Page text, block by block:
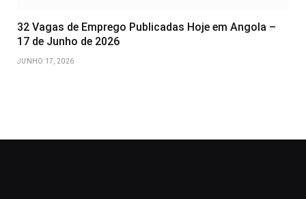
32 Vagas de Emprego Publicadas Hoje em Angola –
17 de Junho de 2026
JUNHO 17, 2026